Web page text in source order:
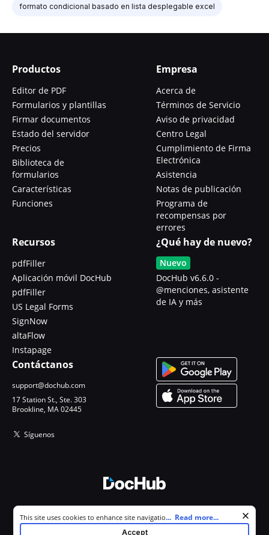
formato condicional basado en lista desplegable excel
Productos
Editor de PDF
Formularios y plantillas
Firmar documentos
Estado del servidor
Precios
Biblioteca de
formularios
Características
Funciones
Empresa
Acerca de
Términos de Servicio
Aviso de privacidad
Centro Legal
Cumplimiento de Firma
Electrónica
Asistencia
Notas de publicación
Programa de
recompensas por
errores
Recursos
pdfFiller
Aplicación móvil DocHub
pdfFiller
US Legal Forms
SignNow
altaFlow
Instapage
¿Qué hay de nuevo?
Nuevo
DocHub v6.6.0 -
@menciones, asistente
de IA y más
Contáctanos
support@dochub.com
17 Station St., Ste. 303
Brookline, MA 02445
Síguenos
Todos los derechos reservados.
Cookie consent notice
This site uses cookies to enhance site navigation and personalize
your experience. By using this site you agree to our use of cookies as
... Read more...
Accept